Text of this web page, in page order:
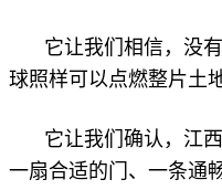
它让我们相信，没
球照样可以点燃整片土地
它让我们确认，江
一扇合适的门、一条通